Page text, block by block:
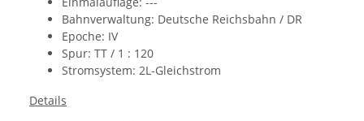
Bahnverwaltung: Deutsche Reichsbahn / DR
Epoche: IV
Spur: TT / 1 : 120
Stromsystem: 2L-Gleichstrom
Details